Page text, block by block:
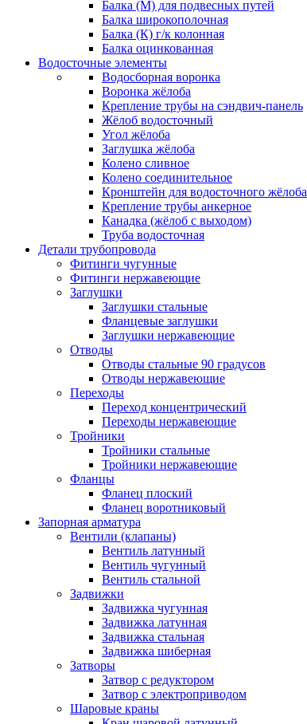
Балка (М) для подвесных путей
Балка широкополочная
Балка (К) г/к колонная
Балка оцинкованная
Водосточные элементы
Водосборная воронка
Воронка жёлоба
Крепление трубы на сэндвич-панель
Жёлоб водосточный
Угол жёлоба
Заглушка жёлоба
Колено сливное
Колено соединительное
Кронштейн для водосточного жёлоба
Крепление трубы анкерное
Канадка (жёлоб с выходом)
Труба водосточная
Детали трубопровода
Фитинги чугунные
Фитинги нержавеющие
Заглушки
Заглушки стальные
Фланцевые заглушки
Заглушки нержавеющие
Отводы
Отводы стальные 90 градусов
Отводы нержавеющие
Переходы
Переход концентрический
Переходы нержавеющие
Тройники
Тройники стальные
Тройники нержавеющие
Фланцы
Фланец плоский
Фланец воротниковый
Запорная арматура
Вентили (клапаны)
Вентиль латунный
Вентиль чугунный
Вентиль стальной
Задвижки
Задвижка чугунная
Задвижка латунная
Задвижка стальная
Задвижка шиберная
Затворы
Затвор с редуктором
Затвор с электроприводом
Шаровые краны